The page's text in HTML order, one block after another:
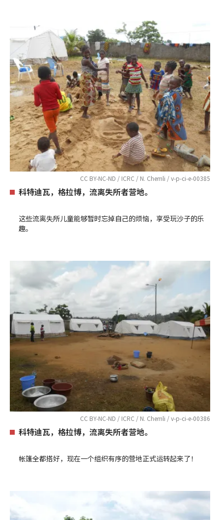
CC BY-NC-ND / ICRC / N. Chemli / v-p-ci-e-00385
科特迪瓦，格拉博，流离失所者营地。
这些流离失所儿童能够暂时忘掉自己的烦恼，享受玩沙子的乐
趣。
CC BY-NC-ND / ICRC / N. Chemli / v-p-ci-e-00386
科特迪瓦，格拉博，流离失所者营地。
帐篷全都搭好，现在一个组织有序的营地正式运转起来了！